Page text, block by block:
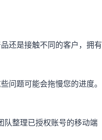
还是接触不同的客户，拥有
问题可能会拖慢您的进度。
队整理已授权账号的移动端